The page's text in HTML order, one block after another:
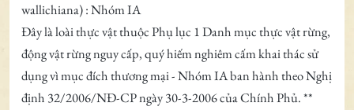
wallichiana) : Nhóm IA
Đây là loài thực vật thuộc Phụ lục 1 Danh mục thực vật rừng,
động vật rừng nguy cấp, quý hiếm nghiêm cấm khai thác sử
dụng vì mục đích thương mại - Nhóm IA ban hành theo Nghị
định 32/2006/NĐ-CP ngày 30-3-2006 của Chính Phủ. **